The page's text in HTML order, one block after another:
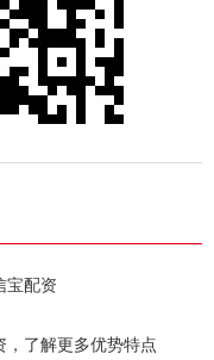
宝配资
了解更多优势特点